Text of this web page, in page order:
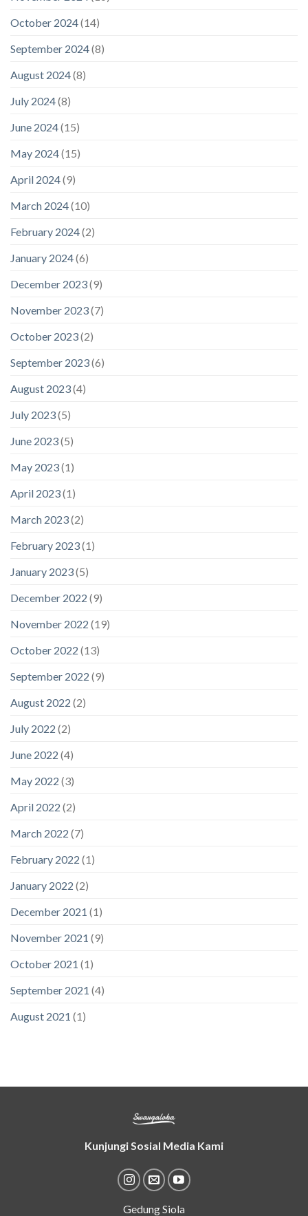
October 2024(14)
September 2024(8)
August 2024(8)
July 2024(8)
June 2024(15)
May 2024(15)
April 2024(9)
March 2024(10)
February 2024(2)
January 2024(6)
December 2023(9)
November 2023(7)
October 2023(2)
September 2023(6)
August 2023(4)
July 2023(5)
June 2023(5)
May 2023(1)
April 2023(1)
March 2023(2)
February 2023(1)
January 2023(5)
December 2022 (9)
November 2022 (19)
October 2022 (13)
September 2022 (9)
August 2022 (2)
July 2022 (2)
June 2022 (4)
May 2022 (3)
April 2022 (2)
March 2022 (7)
February 2022 (1)
January 2022 (2)
December 2021 (1)
November 2021 (9)
October 2021 (1)
September 2021 (4)
August 2021 (1)
Kunjungi Sosial Media Kami
Gedung Siola